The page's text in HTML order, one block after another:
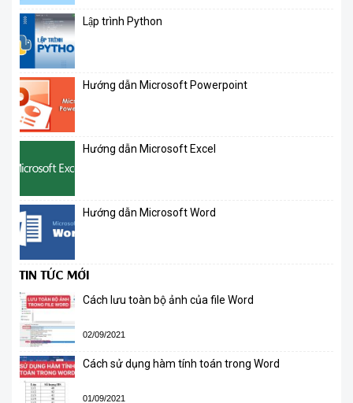
Lập trình Python
Hướng dẫn Microsoft Powerpoint
Hướng dẫn Microsoft Excel
Hướng dẫn Microsoft Word
TIN TỨC MỚI
Cách lưu toàn bộ ảnh của file Word
02/09/2021
Cách sử dụng hàm tính toán trong Word
01/09/2021